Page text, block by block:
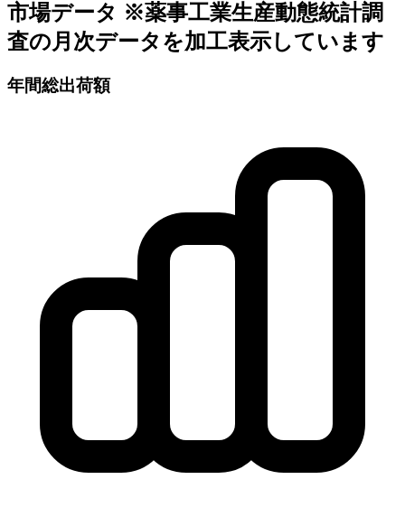
市場データ ※薬事工業生産動態統計調
査の月次データを加工表示しています
年間総出荷額